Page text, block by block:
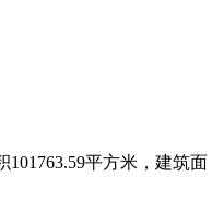
平方米，建筑面